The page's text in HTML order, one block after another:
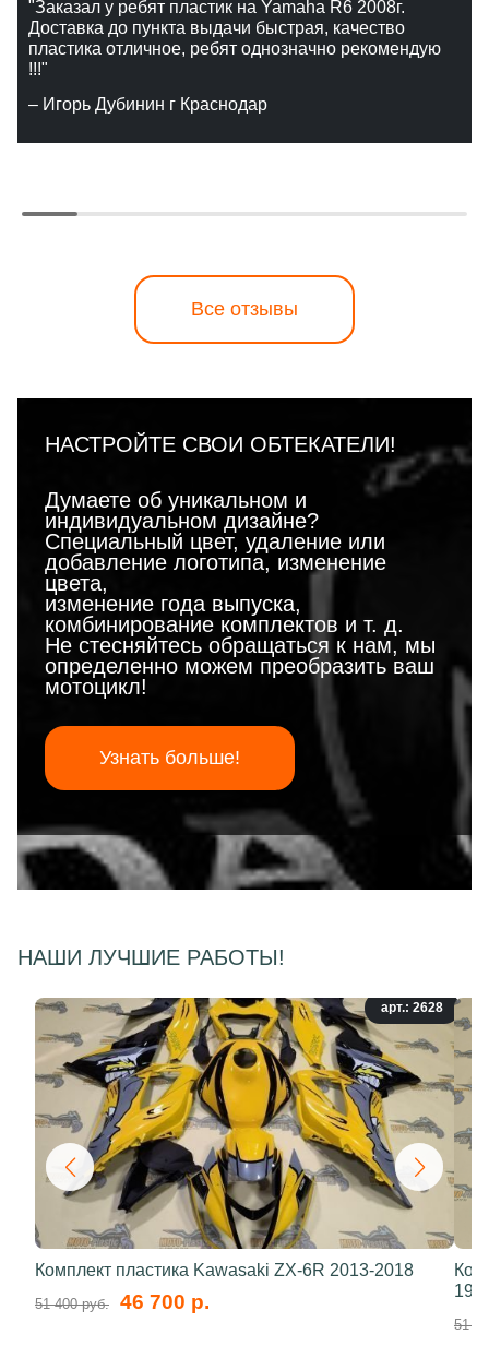
"Заказал у ребят пластик на Yamaha R6 2008г.
Доставка до пункта выдачи быстрая, качество
пластика отличное, ребят однозначно рекомендую
!!!"
– Игорь Дубинин г Краснодар
Все отзывы
НАСТРОЙТЕ СВОИ ОБТЕКАТЕЛИ!
Думаете об уникальном и
индивидуальном дизайне?
Специальный цвет, удаление или
добавление логотипа, изменение
цвета,
изменение года выпуска,
комбинирование комплектов и т. д.
Не стесняйтесь обращаться к нам, мы
определенно можем преобразить ваш
мотоцикл!
Узнать больше!
НАШИ ЛУЧШИЕ РАБОТЫ!
арт.: 2628
Комплект пластика Kawasaki ZX-6R 2013-2018
51 400 руб. 46 700 р.
51